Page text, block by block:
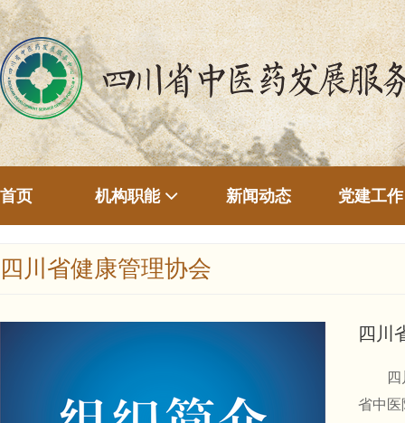
首页 机构职能 新闻动态 党建工作
四川省健康管理协会
四川
四川
省中医